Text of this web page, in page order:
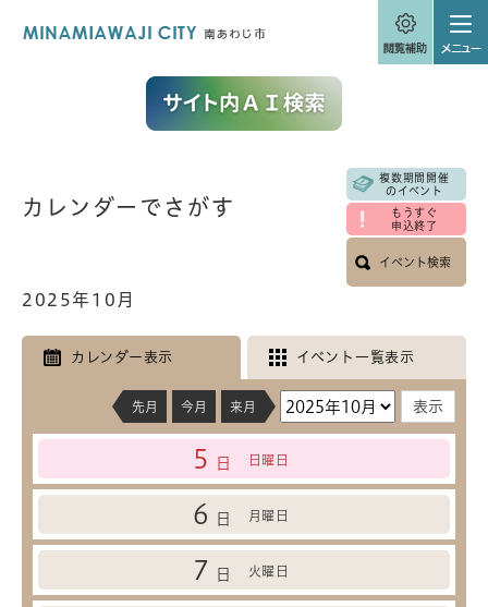
文
カレンダーでさがす
複数期間開催
のイベント
もうすぐ
申込終了
イベント検索
2025年10月
カレンダー表示 イベント一覧表示
先月 今月 来月
5 日 日曜日
6 日 月曜日
7 日 火曜日